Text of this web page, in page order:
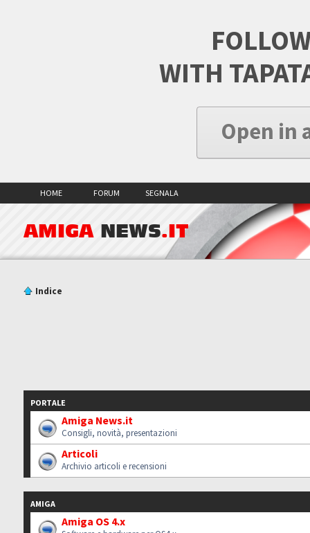
WITH
Open in
HOME FORUM SEGNALA
AMIGA NEWS.IT
Indice
PORTALE
Amiga News.it
Consigli, novità, presentazioni
Articoli
Archivio articoli e recensioni
AMIGA
Amiga OS 4.x